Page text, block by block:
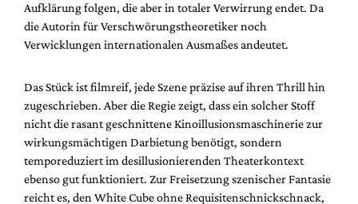
Aufklärung folgen, die aber in totaler Verwirrung endet. Da
die Autorin für Verschwörungstheoretiker noch
Verwicklungen internationalen Ausmaßes andeutet.
Das Stück ist filmreif, jede Szene präzise auf ihren Thrill hin
zugeschrieben. Aber die Regie zeigt, dass ein solcher Stoff
nicht die rasant geschnittene Kinoillusionsmaschinerie zur
wirkungsmächtigen Darbietung benötigt, sondern
temporeduziert im desillusionierenden Theaterkontext
ebenso gut funktioniert. Zur Freisetzung szenischer Fantasie
reicht es, den White Cube ohne Requisitenschnickschnack,